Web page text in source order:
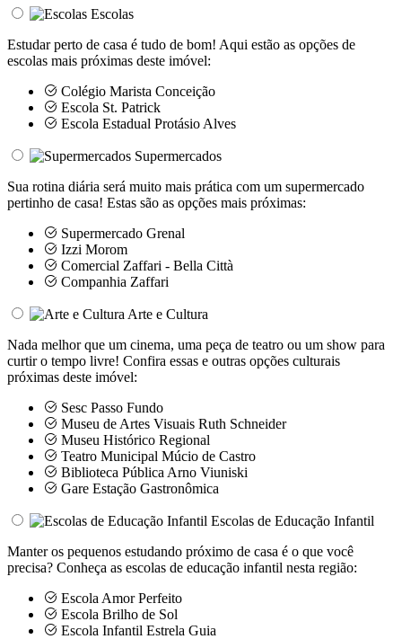
Escolas
Estudar perto de casa é tudo de bom! Aqui estão as opções de
escolas mais próximas deste imóvel:
Colégio Marista Conceição
Escola St. Patrick
Escola Estadual Protásio Alves
Supermercados
Sua rotina diária será muito mais prática com um supermercado
pertinho de casa! Estas são as opções mais próximas:
Supermercado Grenal
Izzi Morom
Comercial Zaffari - Bella Città
Companhia Zaffari
Arte e Cultura
Nada melhor que um cinema, uma peça de teatro ou um show para
curtir o tempo livre! Confira essas e outras opções culturais
próximas deste imóvel:
Sesc Passo Fundo
Museu de Artes Visuais Ruth Schneider
Museu Histórico Regional
Teatro Municipal Múcio de Castro
Biblioteca Pública Arno Viuniski
Gare Estação Gastronômica
Escolas de Educação Infantil
Manter os pequenos estudando próximo de casa é o que você
precisa? Conheça as escolas de educação infantil nesta região:
Escola Amor Perfeito
Escola Brilho de Sol
Escola Infantil Estrela Guia